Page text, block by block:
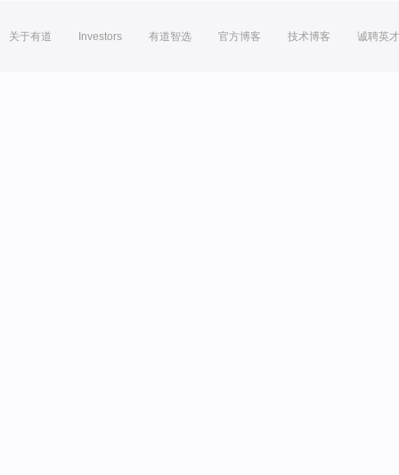
关于有道 Investors 有道智选 官方博客 技术博客 诚聘英才